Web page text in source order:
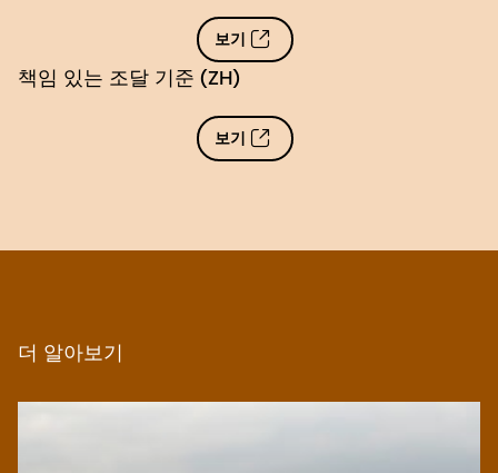
보기
책임 있는 조달 기준 (ZH)
보기
더 알아보기